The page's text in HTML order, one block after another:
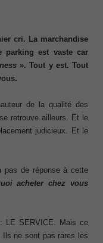
cri. La marchandise
parking est vaste car
». Tout y est. Tout
de la qualité des
retrouve ailleurs. Et le
judicieux. Et le
pas de réponse à cette
acheter chez vous
LE SERVICE. Mais ce
Ils ne sont pas rares les